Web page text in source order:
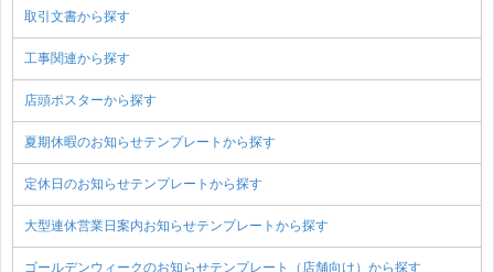
取引文書から探す
工事関連から探す
店頭ポスターから探す
夏期休暇のお知らせテンプレートから探す
定休日のお知らせテンプレートから探す
大型連休営業日案内お知らせテンプレートから探す
ゴールデンウィークのお知らせテンプレート（店舗向け）から探す